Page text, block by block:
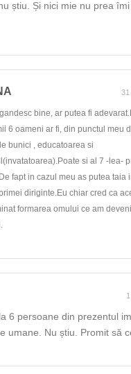
știu. Și nici mie nu prea
31
bine, ar putea fi
6 oameni ar fi, din punctul meu
bunici , educatoarea si
si al 7 -lea-
fapt in cazul meu as putea taia
diriginte.Eu chiar cred ca
formarea omului ce am
6 persoane din prezentul
umane. Nu știu. Promit să